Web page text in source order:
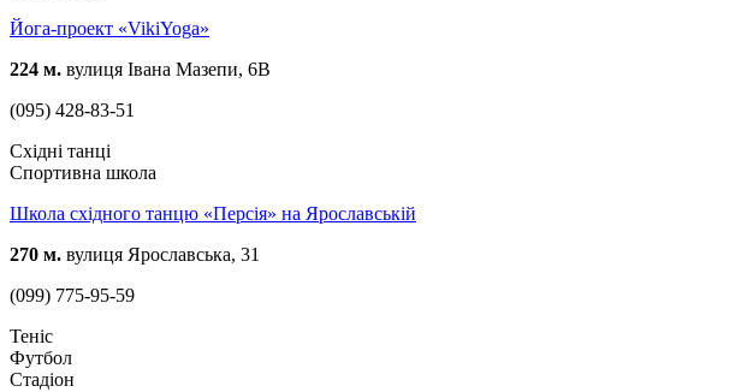
Йога-проект «VikiYoga»
224 м. вулиця Івана Мазепи, 6В
(095) 428-83-51
Східні танці
Спортивна школа
Школа східного танцю «Персія» на Ярославській
270 м. вулиця Ярославська, 31
(099) 775-95-59
Теніс
Футбол
Стадіон